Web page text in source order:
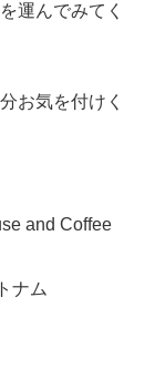
運んでみてく
お気を付けく
and Coffee
ナム